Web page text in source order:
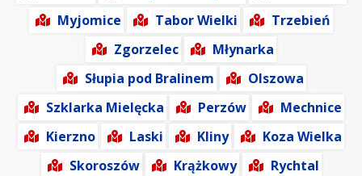
Myjomice
Tabor Wielki
Trzebień
Zgorzelec
Młynarka
Słupia pod Bralinem
Olszowa
Szklarka Mielęcka
Perzów
Mechnice
Kierzno
Laski Kliny
Koza Wielka
Skoroszów
Krążkowy
Rychtal